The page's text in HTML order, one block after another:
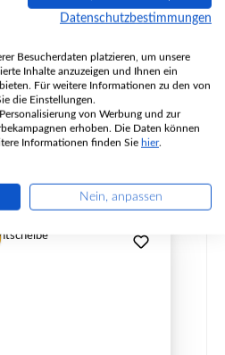
01022855
Fireplace
Regulärer Preis:
290,93 €
Lieferzeit: 2-4 Tage
Datenschutzbestimmungen
Besucherdaten platzieren, um unsere
Inhalte anzuzeigen und Ihnen ein
Für weitere Informationen zu den von
die Einstellungen.
von Werbung und zur
erhoben. Die Daten können
Informationen finden Sie hier.
Nein, anpassen